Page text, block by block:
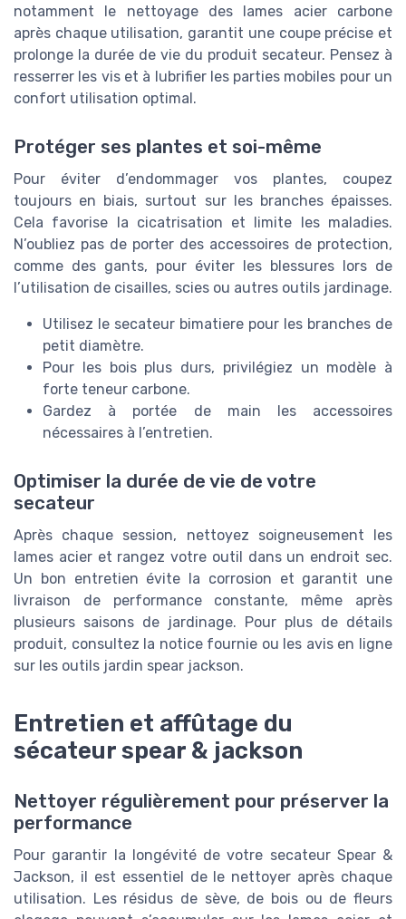
notamment le nettoyage des lames acier carbone
après chaque utilisation, garantit une coupe précise et
prolonge la durée de vie du produit secateur. Pensez à
resserrer les vis et à lubrifier les parties mobiles pour un
confort utilisation optimal.
Protéger ses plantes et soi-même
Pour éviter d’endommager vos plantes, coupez
toujours en biais, surtout sur les branches épaisses.
Cela favorise la cicatrisation et limite les maladies.
N’oubliez pas de porter des accessoires de protection,
comme des gants, pour éviter les blessures lors de
l’utilisation de cisailles, scies ou autres outils jardinage.
Utilisez le secateur bimatiere pour les branches de
petit diamètre.
Pour les bois plus durs, privilégiez un modèle à
forte teneur carbone.
Gardez à portée de main les accessoires
nécessaires à l’entretien.
Optimiser la durée de vie de votre
secateur
Après chaque session, nettoyez soigneusement les
lames acier et rangez votre outil dans un endroit sec.
Un bon entretien évite la corrosion et garantit une
livraison de performance constante, même après
plusieurs saisons de jardinage. Pour plus de détails
produit, consultez la notice fournie ou les avis en ligne
sur les outils jardin spear jackson.
Entretien et affûtage du
sécateur spear & jackson
Nettoyer régulièrement pour préserver la
performance
Pour garantir la longévité de votre secateur Spear &
Jackson, il est essentiel de le nettoyer après chaque
utilisation. Les résidus de sève, de bois ou de fleurs